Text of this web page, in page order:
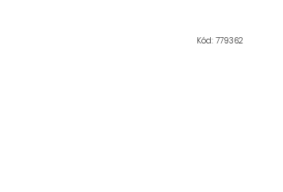
Kód: 779362